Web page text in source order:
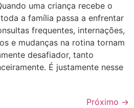
uma criança recebe o
a família passa a enfrentar
frequentes, internações,
e mudanças na rotina tornam
desafiador, tanto
É justamente nesse
Próximo →